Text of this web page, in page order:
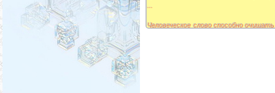
Человеческое слово способно